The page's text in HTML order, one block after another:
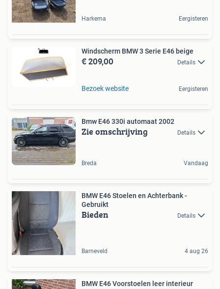
Harkema Eergisteren
Windscherm BMW 3 Serie E46 beige
€ 209,00 Details
Bezoek website Eergisteren
Bmw E46 330i automaat 2002
Zie omschrijving Details
Breda Vandaag
BMW E46 Stoelen en Achterbank -
Gebruikt
Bieden Details
Barneveld 4 aug 26
BMW E46 Voorstoelen leer interieur